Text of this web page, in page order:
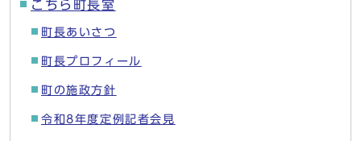
こちら町長室
町長あいさつ
町長プロフィール
町の施政方針
令和8年度定例記者会見